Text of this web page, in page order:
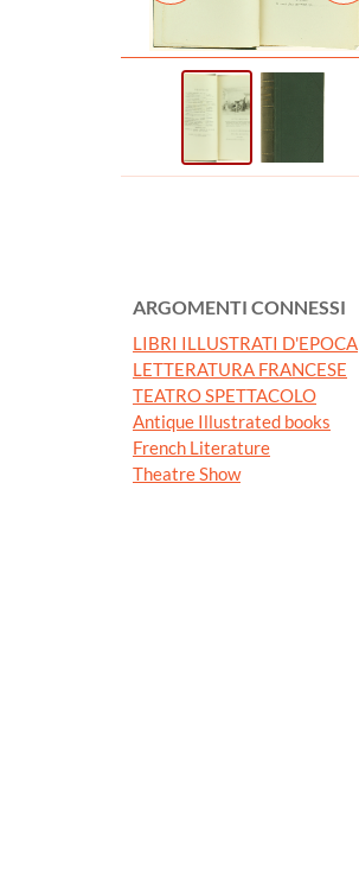
ARGOMENTI CONNESSI
LIBRI ILLUSTRATI D'EPOCA
LETTERATURA FRANCESE
TEATRO SPETTACOLO
Antique Illustrated books
French Literature
Theatre Show